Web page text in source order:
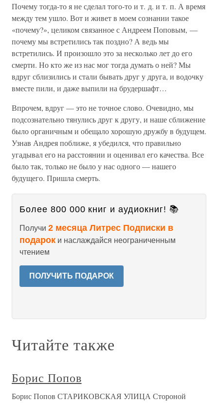
Почему тогда-то я не сделал того-то и т. д. и т. п. А время
между тем ушло. Вот и живет в моем сознании такое
«почему?», целиком связанное с Андреем Поповым, —
почему мы встретились так поздно? А ведь мы
встретились. И произошло это за несколько лет до его
смерти. Но кто же из нас мог тогда думать о ней? Мы
вдруг сблизились и стали бывать друг у друга, и водочку
вместе пили, и даже выпили на брудершафт…
Впрочем, вдруг — это не точное слово. Очевидно, мы
подсознательно тянулись друг к другу, и наше сближение
было органичным и обещало хорошую дружбу в будущем.
Узнав Андрея поближе, я убедился, что правильно
угадывал его на расстоянии и оценивал его качества. Все
было так, только не было у нас одного — нашего
будущего. Пришла смерть.
Более 800 000 книг и аудиокниг! 📚
Получи 2 месяца Литрес Подписки в
подарок и наслаждайся неограниченным
чтением
ПОЛУЧИТЬ ПОДАРОК
Читайте также
Борис Попов
Борис Попов СТАРИКОВСКАЯ УЛИЦА Стороной